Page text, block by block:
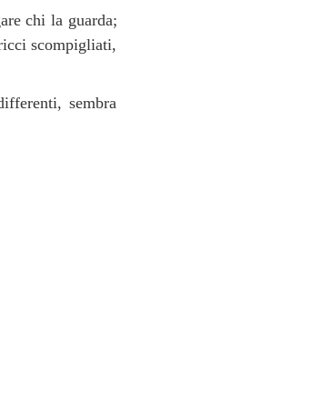
chi la guarda;
scompigliati,
sembra